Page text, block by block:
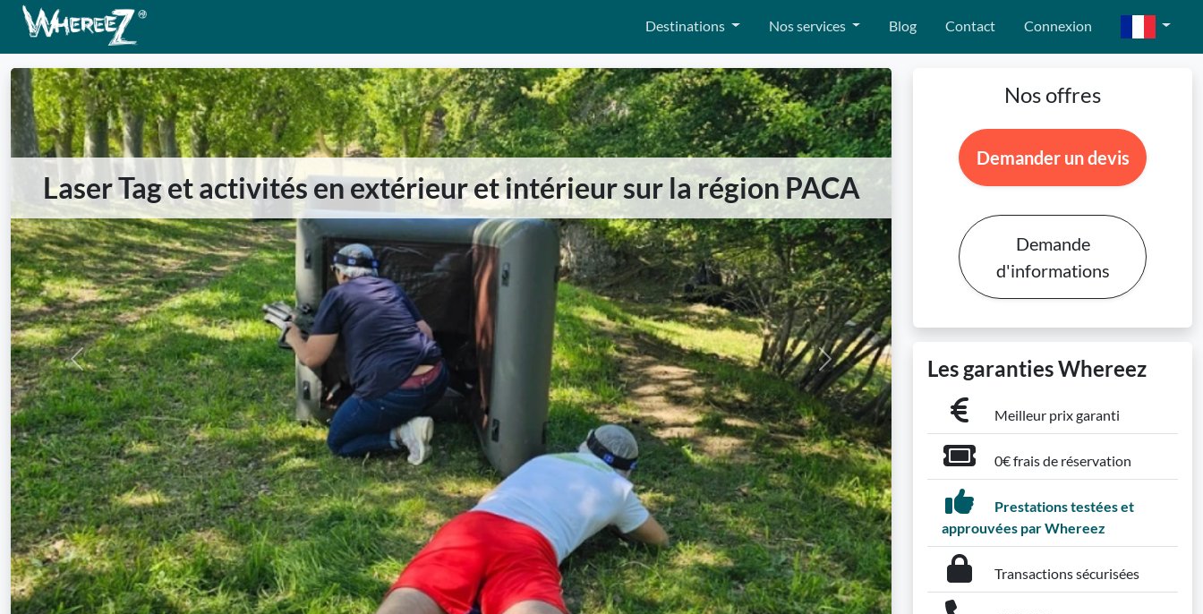
Destinations Nos services Blog Contact Connexion
Laser Tag et activités en extérieur et intérieur sur la région PACA
Previous Next
Nos offres
Demander un devis
Demande
d'informations
Les garanties Whereez
Meilleur prix garanti
0€ frais de réservation
Prestations testées et
approuvées par Whereez
Transactions sécurisées